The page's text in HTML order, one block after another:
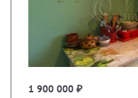
1 900 000 ₽